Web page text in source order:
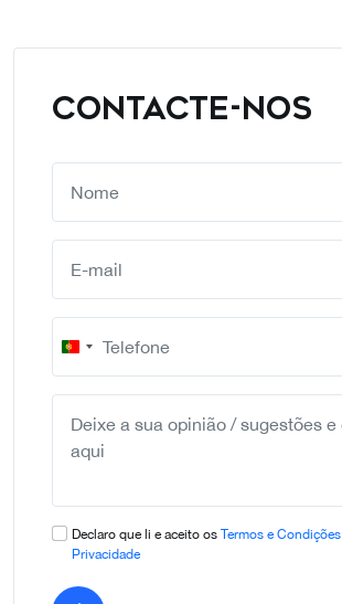
CONTACTE-NOS
Portugal
+351
Declaro que li e aceito os Termos e Condições
Privacidade